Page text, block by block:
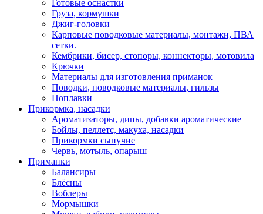
Готовые оснастки
Груза, кормушки
Джиг-головки
Карповые поводковые материалы, монтажи, ПВА
сетки.
Кембрики, бисер, стопоры, коннекторы, мотовила
Крючки
Материалы для изготовления приманок
Поводки, поводковые материалы, гильзы
Поплавки
Прикормка, насадки
Ароматизаторы, дипы, добавки ароматические
Бойлы, пеллетс, макуха, насадки
Прикормки сыпучие
Червь, мотыль, опарыш
Приманки
Балансиры
Блёсны
Воблеры
Мормышки